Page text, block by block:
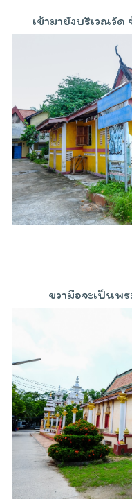
เข้ามายังบริเวณวัด
ขวามือจะเป็นพ